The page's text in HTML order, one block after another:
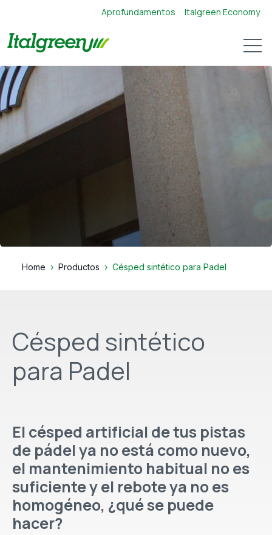
Aprofundamentos Italgreen Economy
Open
Home Productos Césped sintético para Padel
Césped sintético
para Padel
El césped artificial de tus pistas
de pádel ya no está como nuevo,
el mantenimiento habitual no es
suficiente y el rebote ya no es
homogéneo, ¿qué se puede
hacer?